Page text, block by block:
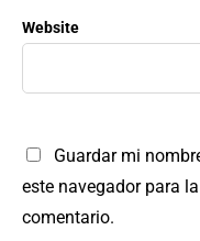
Website
Guardar mi
este navegador para
comentario.